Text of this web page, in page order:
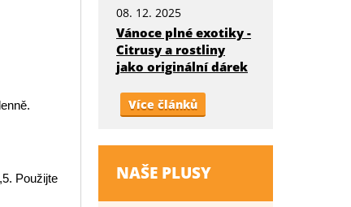
Použijte
08. 12. 2025
Vánoce plné exotiky -
Citrusy a rostliny
jako originální dárek
Více článků
NAŠE PLUSY